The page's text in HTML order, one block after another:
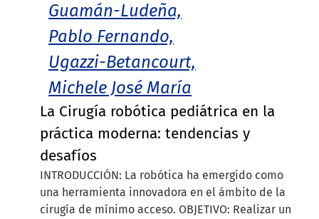
Guamán-Ludeña,
Pablo Fernando,
Ugazzi-Betancourt,
Michele José María
La Cirugía robótica pediátrica en la
práctica moderna: tendencias y
desafíos
INTRODUCCIÓN: La robótica ha emergido como
una herramienta innovadora en el ámbito de la
cirugía de mínimo acceso. OBJETIVO: Realizar un